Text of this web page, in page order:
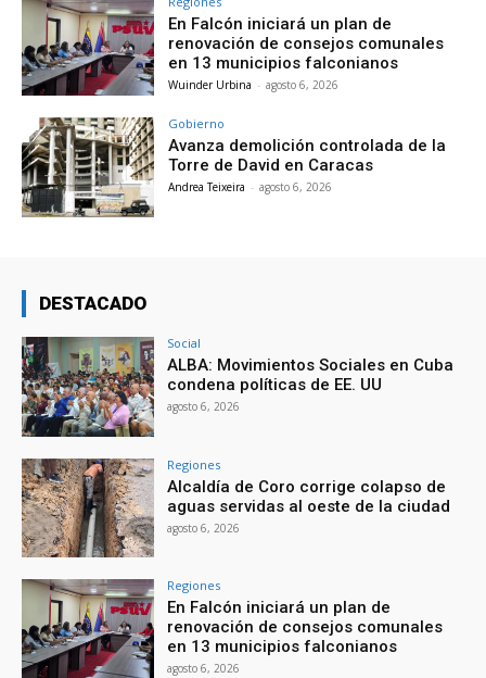
En Falcón iniciará un plan de
renovación de consejos comunales
en 13 municipios falconianos
Wuinder Urbina - agosto 6, 2026
Gobierno
Avanza demolición controlada de la
Torre de David en Caracas
Andrea Teixeira - agosto 6, 2026
DESTACADO
Social
ALBA: Movimientos Sociales en Cuba
condena políticas de EE. UU
agosto 6, 2026
Regiones
Alcaldía de Coro corrige colapso de
aguas servidas al oeste de la ciudad
agosto 6, 2026
Regiones
En Falcón iniciará un plan de
renovación de consejos comunales
en 13 municipios falconianos
agosto 6, 2026